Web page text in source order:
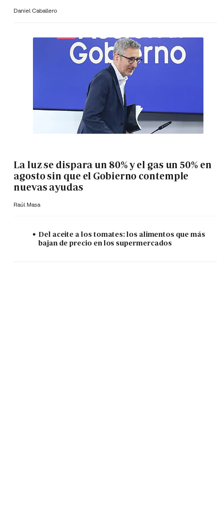
Daniel Caballero
La luz se dispara un 80% y el gas un 50% en
agosto sin que el Gobierno contemple
nuevas ayudas
Raúl Masa
Del aceite a los tomates: los alimentos que más
bajan de precio en los supermercados